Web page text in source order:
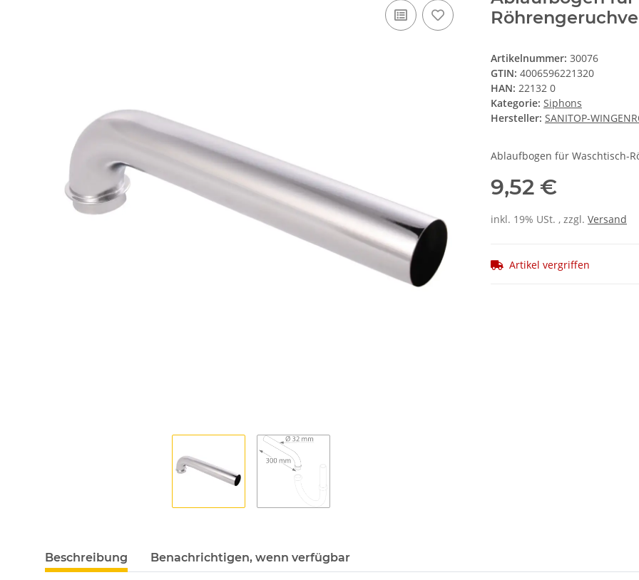
Artikelnummer: 30076
GTIN: 4006596221320
HAN: 22132 0
Kategorie: Siphons
Hersteller: SANITOP-
Ablaufbogen für Waschtisch-
9,52 €
inkl. 19% USt. , zzgl. Versand
Artikel vergriffen
Beschreibung Benachrichtigen, wenn verfügbar